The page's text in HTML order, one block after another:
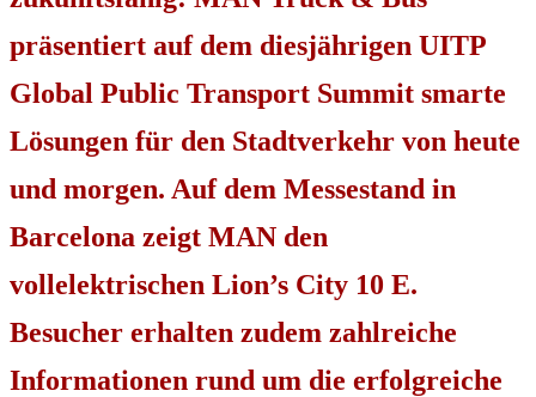
präsentiert auf dem diesjährigen UITP
Global Public Transport Summit smarte
Lösungen für den Stadtverkehr von heute
und morgen. Auf dem Messestand in
Barcelona zeigt MAN den
vollelektrischen Lion’s City 10 E.
Besucher erhalten zudem zahlreiche
Informationen rund um die erfolgreiche